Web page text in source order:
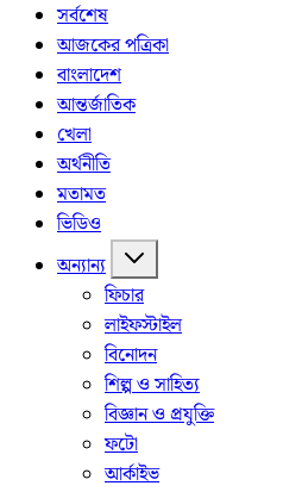
সর্বশেষ
আজকের পত্রিকা
বাংলাদেশ
আন্তর্জাতিক
খেলা
অর্থনীতি
মতামত
ভিডিও
অন্যান্য
ফিচার
লাইফস্টাইল
বিনোদন
শিল্প ও সাহিত্য
বিজ্ঞান ও প্রযুক্তি
ফটো
আর্কাইভ